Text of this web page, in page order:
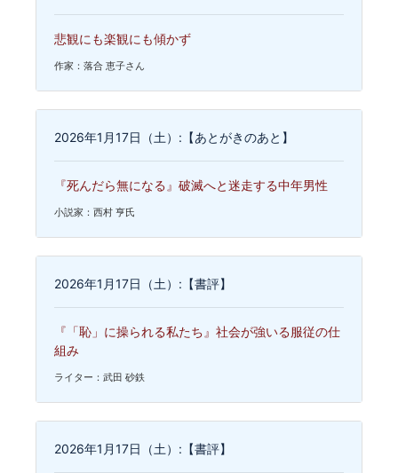
悲観にも楽観にも傾かず
作家：落合 恵子さん
2026年1月17日（土）:【あとがきのあと】
『死んだら無になる』破滅へと迷走する中年男性
小説家：西村 亨氏
2026年1月17日（土）:【書評】
『「恥」に操られる私たち』社会が強いる服従の仕
組み
ライター：武田 砂鉄
2026年1月17日（土）:【書評】